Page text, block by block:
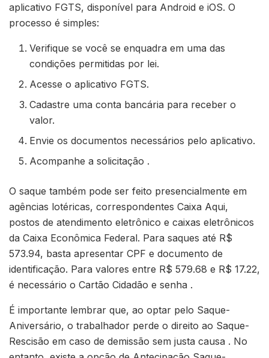
aplicativo FGTS, disponível para Android e iOS. O
processo é simples:
Verifique se você se enquadra em uma das
condições permitidas por lei.
Acesse o aplicativo FGTS.
Cadastre uma conta bancária para receber o
valor.
Envie os documentos necessários pelo aplicativo.
Acompanhe a solicitação .
O saque também pode ser feito presencialmente em
agências lotéricas, correspondentes Caixa Aqui,
postos de atendimento eletrônico e caixas eletrônicos
da Caixa Econômica Federal. Para saques até R$
573.94, basta apresentar CPF e documento de
identificação. Para valores entre R$ 579.68 e R$ 17.22,
é necessário o Cartão Cidadão e senha .
É importante lembrar que, ao optar pelo Saque-
Aniversário, o trabalhador perde o direito ao Saque-
Rescisão em caso de demissão sem justa causa . No